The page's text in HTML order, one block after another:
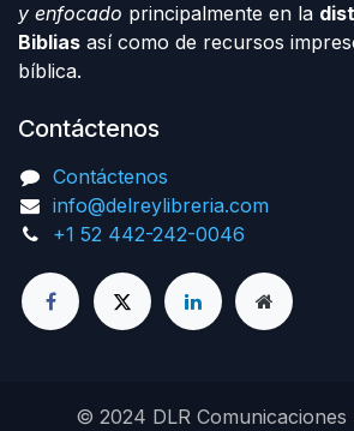
y enfocado principalmente en la
Biblias así como de recursos
bíblica.
Contáctenos
Contáctenos
info@delreylibreria.com
+1 52 442-242-0046
© 2024 DLR Comunicaciones